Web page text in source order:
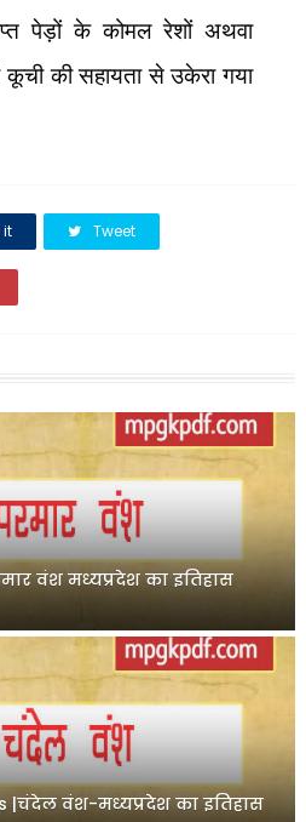
पेड़ों के कोमल रेशों अथवा
कूची की सहायता से उकेरा गया
it Tweet
वंश मध्यप्रदेश का इतिहास
|चंदेल वंश-मध्यप्रदेश का इतिहास